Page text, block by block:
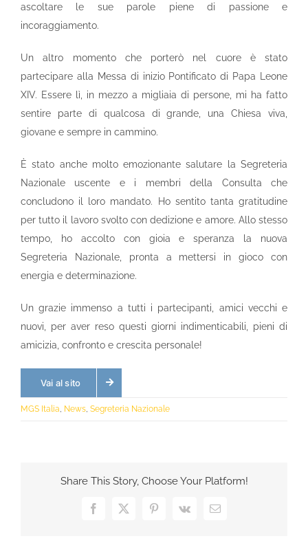
ascoltare le sue parole piene di passione e
incoraggiamento.
Un altro momento che porterò nel cuore è stato
partecipare alla Messa di inizio Pontificato di Papa Leone
XIV. Essere lì, in mezzo a migliaia di persone, mi ha fatto
sentire parte di qualcosa di grande, una Chiesa viva,
giovane e sempre in cammino.
È stato anche molto emozionante salutare la Segreteria
Nazionale uscente e i membri della Consulta che
concludono il loro mandato. Ho sentito tanta gratitudine
per tutto il lavoro svolto con dedizione e amore. Allo stesso
tempo, ho accolto con gioia e speranza la nuova
Segreteria Nazionale, pronta a mettersi in gioco con
energia e determinazione.
Un grazie immenso a tutti i partecipanti, amici vecchi e
nuovi, per aver reso questi giorni indimenticabili, pieni di
amicizia, confronto e crescita personale!
Vai al sito
MGS Italia News Segreteria Nazionale
Share This Story, Choose Your Platform!
Facebook
X Pinterest
Vk Email